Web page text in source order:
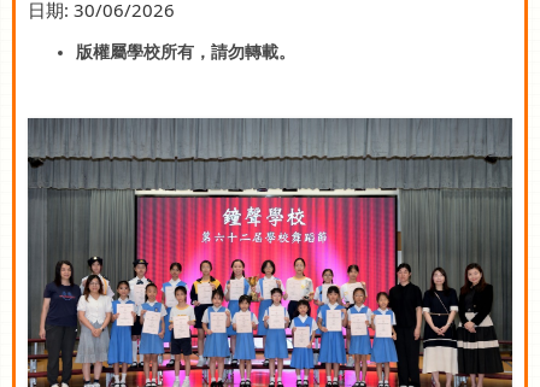
日期: 30/06/2026
版權屬學校所有，請勿轉載。